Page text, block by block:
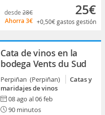
desde 28€
Ahorra 3€
25€
+0,50€gastos gestión
Cata de vinos en la
bodega Vents du Sud
Perpiñan (Perpiñan)
Catas y
maridajes de vinos
08 ago al 06 feb
90 minutos